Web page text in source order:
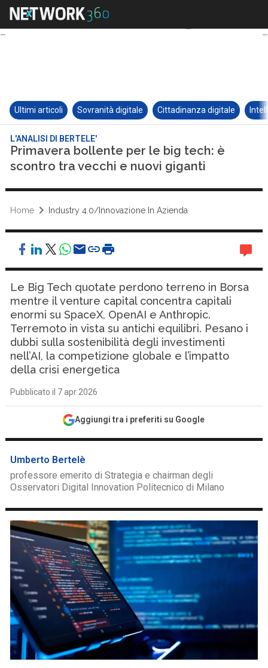
Ultimi articoli Sovranità digitale Cittadinanza digitale
L'ANALISI DI BERTELE'
Primavera bollente per le big tech: è
scontro tra vecchi e nuovi giganti
Home Industry 4.0/Innovazione In Azienda
Le Big Tech quotate perdono terreno in Borsa
mentre il venture capital concentra capitali
enormi su SpaceX, OpenAI e Anthropic.
Terremoto in vista su antichi equilibri. Pesano i
dubbi sulla sostenibilità degli investimenti
nell’AI, la competizione globale e l’impatto
della crisi energetica
Pubblicato il 7 apr 2026
Aggiungi tra i preferiti su Google
Umberto Bertelè
professore emerito di Strategia e chairman degli
Osservatori Digital Innovation Politecnico di Milano